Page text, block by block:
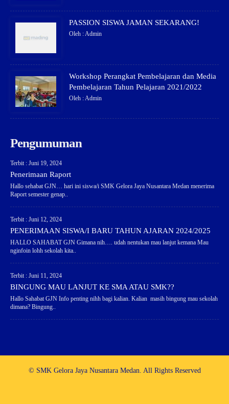
PASSION SISWA JAMAN SEKARANG!
Oleh : Admin
Workshop Perangkat Pembelajaran dan Media
Pembelajaran Tahun Pelajaran 2021/2022
Oleh : Admin
Pengumuman
Terbit : Juni 19, 2024
Penerimaan Raport
Hallo sehabat GJN… hari ini siswa/i SMK Gelora Jaya Nusantara Medan menerima
Raport semester genap..
Terbit : Juni 12, 2024
PENERIMAAN SISWA/I BARU TAHUN AJARAN 2024/2025
HALLO SAHABAT GJN Gimana nih…. udah nentukan mau lanjut kemana Mau
nginfoin lohh sekolah kita..
Terbit : Juni 11, 2024
BINGUNG MAU LANJUT KE SMA ATAU SMK??
Hallo Sahabat GJN Info penting nihh bagi kalian. Kalian masih bingung mau sekolah
dimana? Bingung..
© SMK Gelora Jaya Nusantara Medan. All Rights Reserved